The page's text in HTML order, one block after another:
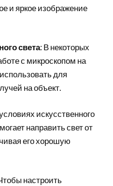
и яркое изображение
света: В некоторых
с микроскопом на
для
на объект.
искусственного
направить свет от
его хорошую
настроить